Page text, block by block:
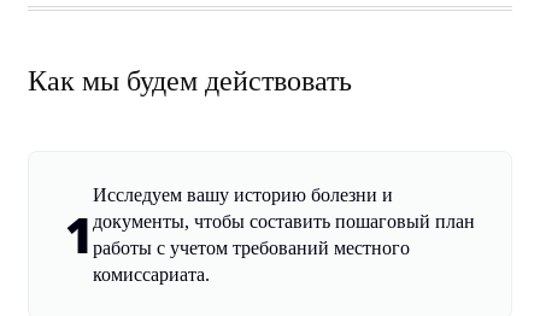
Как мы будем действовать
1
Исследуем вашу историю болезни и
документы, чтобы составить пошаговый план
работы с учетом требований местного
комиссариата.